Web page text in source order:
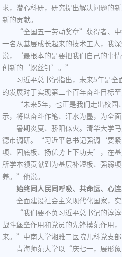
求，潜心科研，研究提出解决问题的
新的贡献。
“全国五一劳动奖章”获得者、
一名从基层成长起来的技术工人，我
说，‘最根本的是要把我们自己的事
创新的‘螺丝钉’。”
习近平总书记指出，未来5年是
的发展对于实现第二个百年奋斗目标至
“未来5年，也正是我们走出校
示，将以奋斗作笔、汗水为墨，为全
暑期炎夏、骄阳似火。清华大学
德市调研。“习近平总书记强调‘要紧
项、固底板、扬优势上下功夫’，在
所学本领贡献到为基层补短板、强弱
养。”他说。
始终同人民同呼吸、共命运、心
全面建设社会主义现代化国家，
“我们要不负习近平总书记的谆
战斗堡垒作用和党员的先锋模范作用
来。”中南大学湘雅二医院儿科党支部
青海师范大学以“庆七一，展形